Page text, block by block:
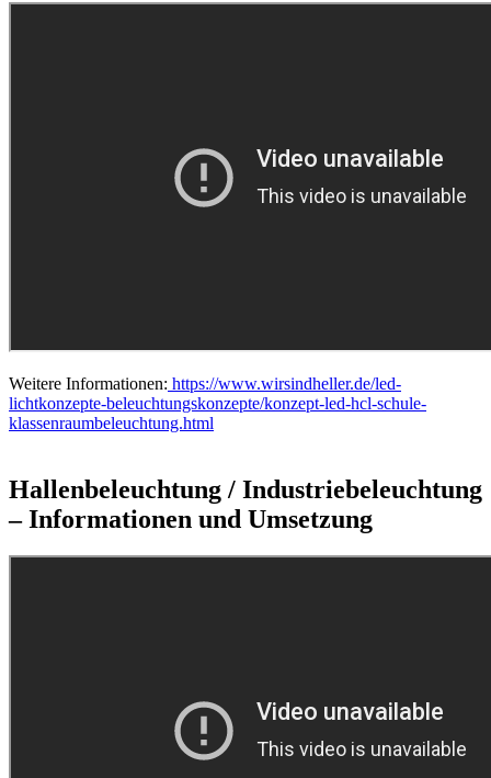
Weitere Informationen: https://www.wirsindheller.de/led-
lichtkonzepte-beleuchtungskonzepte/konzept-led-hcl-schule-
klassenraumbeleuchtung.html
Hallenbeleuchtung / Industriebeleuchtung
– Informationen und Umsetzung